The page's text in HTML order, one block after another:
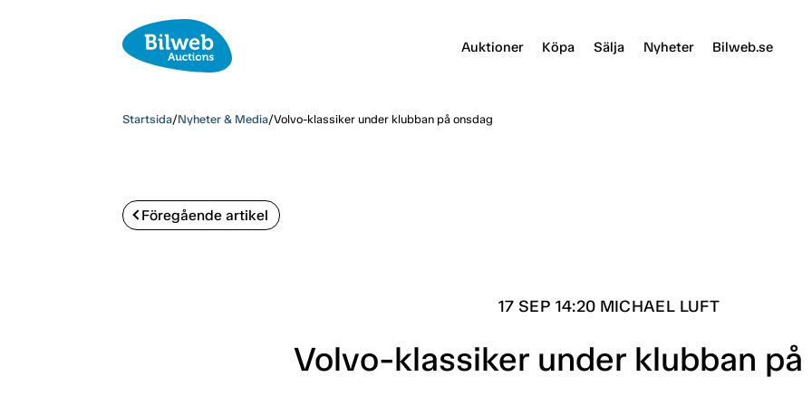
Auktioner Köpa Sälja Nyheter Bilweb.se
Startsida/Nyheter & Media/Volvo-klassiker under klubban på onsdag
Föregående artikel
17 SEP 14:20 MICHAEL LUFT
Volvo-klassiker under klubban på